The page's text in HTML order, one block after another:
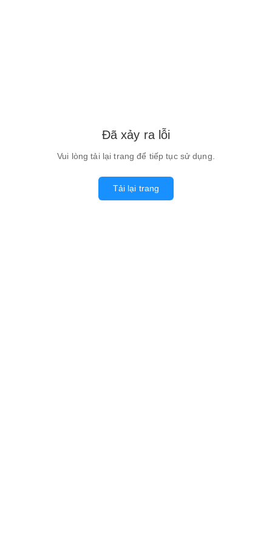
Đã xảy ra lỗi
Vui lòng tải lại trang để tiếp tục sử dụng.
Tải lại trang